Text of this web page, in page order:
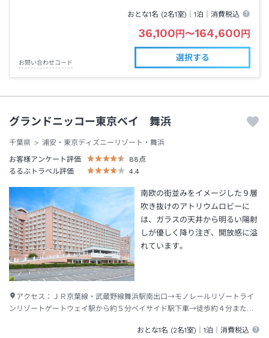
おとな1名 (2名1室)｜1泊 ｜消費税込
36,100円〜164,600円
お問い合わせコード
選択する
グランドニッコー東京ベイ 舞浜
千葉県
浦安・東京ディズニーリゾート・舞浜
お客様アンケート評価
88点
るるぶトラベル評価
4.4
南欧の街並みをイメージした９層
吹き抜けのアトリウムロビーに
は、ガラスの天井から明るい陽射
しが優しく降り注ぎ、開放感に溢
れています。
アクセス： ＪＲ京葉線・武蔵野線舞浜駅南出口→モノレールリゾートライ
ンリゾートゲートウェイ駅から約５分ベイサイド駅下車→徒歩約４分または
おとな1名 (2名1室)｜1泊 ｜消費税込